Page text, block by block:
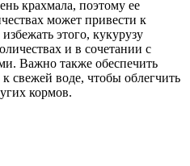
крахмала, поэтому ее
может привести к
этого, кукурузу
и в сочетании с
Важно также обеспечить
свежей воде, чтобы облегчить
кормов.